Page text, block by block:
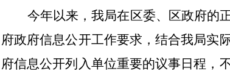
今年以来，我局在区委、区政府的
府政府信息公开工作要求，结合我局实
府信息公开列入单位重要的议事日程，